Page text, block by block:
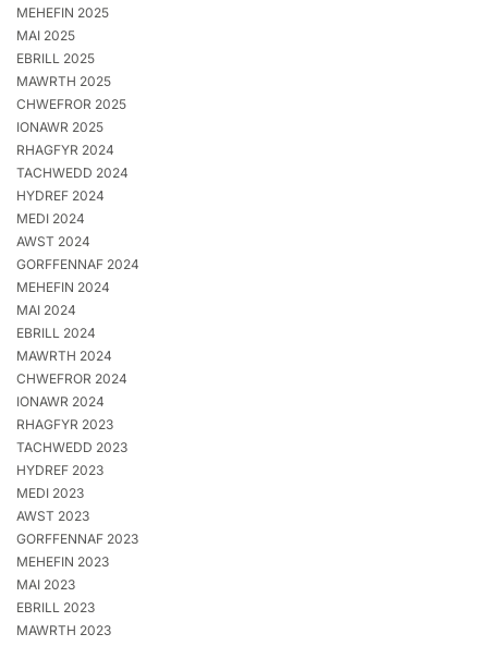
MEHEFIN 2025
MAI 2025
EBRILL 2025
MAWRTH 2025
CHWEFROR 2025
IONAWR 2025
RHAGFYR 2024
TACHWEDD 2024
HYDREF 2024
MEDI 2024
AWST 2024
GORFFENNAF 2024
MEHEFIN 2024
MAI 2024
EBRILL 2024
MAWRTH 2024
CHWEFROR 2024
IONAWR 2024
RHAGFYR 2023
TACHWEDD 2023
HYDREF 2023
MEDI 2023
AWST 2023
GORFFENNAF 2023
MEHEFIN 2023
MAI 2023
EBRILL 2023
MAWRTH 2023